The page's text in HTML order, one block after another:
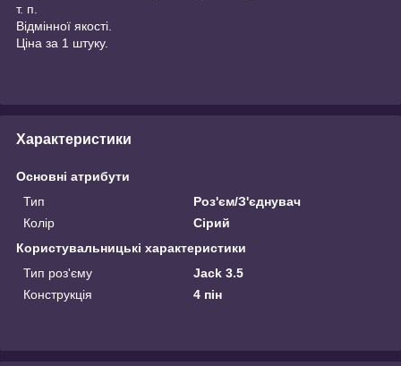
т. п.
Відмінної якості.
Ціна за 1 штуку.
Характеристики
Основні атрибути
Тип
Роз'єм/З'єднувач
Колір
Сірий
Користувальницькі характеристики
Тип роз'єму
Jack 3.5
Конструкція
4 пін